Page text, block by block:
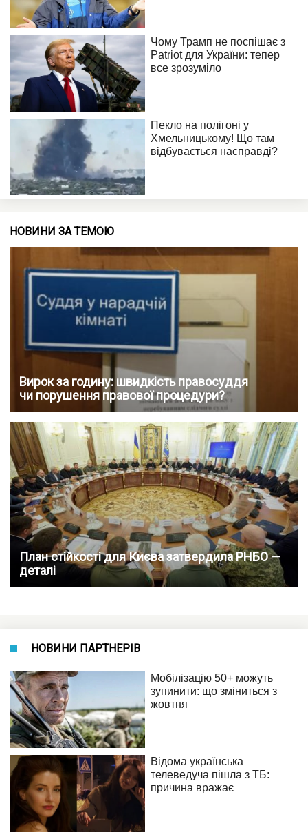
НОВИНИ ЗА ТЕМОЮ
Вирок за годину: швидкість правосуддя
чи порушення правової процедури?
План стійкості для Києва затвердила РНБО —
деталі
НОВИНИ ПАРТНЕРІВ